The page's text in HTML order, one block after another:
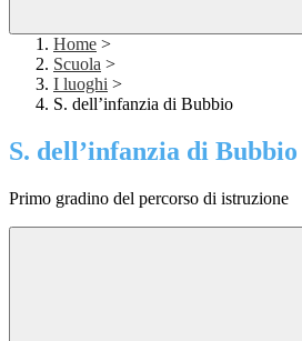
Home >
Scuola >
I luoghi >
S. dell’infanzia di Bubbio
S. dell’infanzia di Bubbio
Primo gradino del percorso di istruzione